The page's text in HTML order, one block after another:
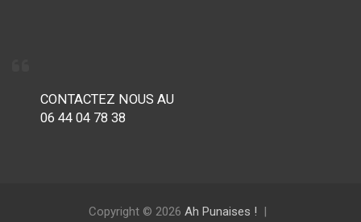
CONTACTEZ NOUS AU
06 44 04 78 38
Copyright © 2026 Ah Punaises !